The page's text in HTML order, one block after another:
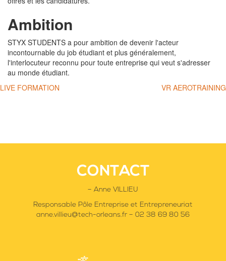
Ambition
STYX STUDENTS a pour ambition de devenir l'acteur
incontournable du job étudiant et plus généralement,
l'interlocuteur reconnu pour toute entreprise qui veut s'adresser
au monde étudiant.
Navigation
LIVE FORMATION VR AEROTRAINING
CONTACT
– Anne VILLIEU
Responsable Pôle Entreprise et Entrepreneuriat
anne.villieu@tech-orleans.fr – 02 38 69 80 56